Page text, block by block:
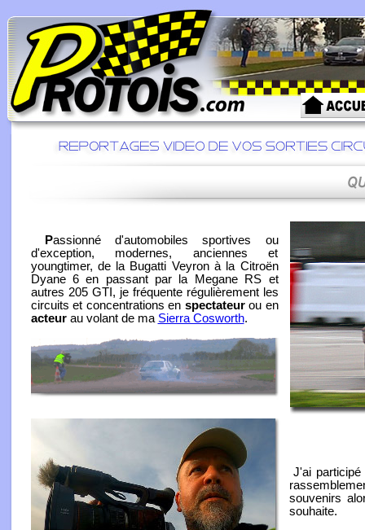
Passionné d'automobiles sportives ou
d'exception, modernes, anciennes et
youngtimer, de la Bugatti Veyron à la Citroën
Dyane 6 en passant par la Megane RS et
autres 205 GTI, je fréquente régulièrement les
circuits et concentrations en spectateurou en
acteurau volant de ma Sierra Cosworth.
J'ai
souvenirs
souhaite.